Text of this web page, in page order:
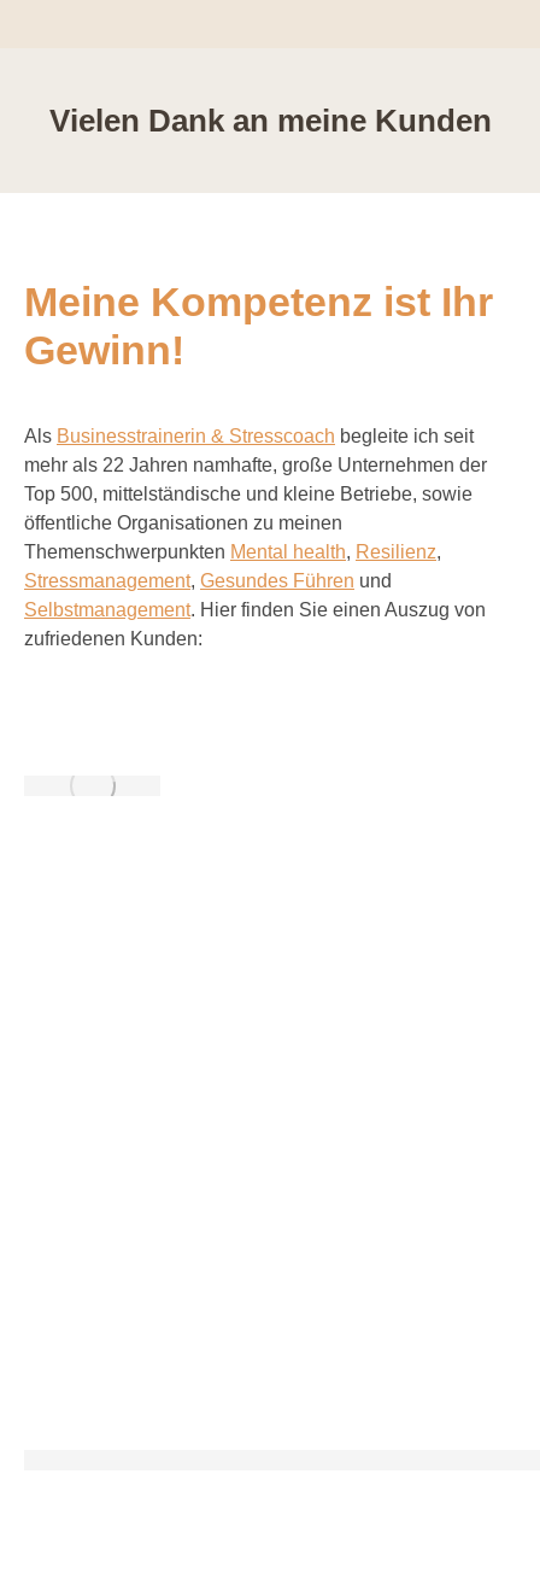
Vielen Dank an meine Kunden
Meine Kompetenz ist Ihr
Gewinn!
Als Businesstrainerin & Stresscoach begleite ich seit
mehr als 22 Jahren namhafte, große Unternehmen der
Top 500, mittelständische und kleine Betriebe, sowie
öffentliche Organisationen zu meinen
Themenschwerpunkten Mental health, Resilienz,
Stressmanagement, Gesundes Führen und
Selbstmanagement. Hier finden Sie einen Auszug von
zufriedenen Kunden: